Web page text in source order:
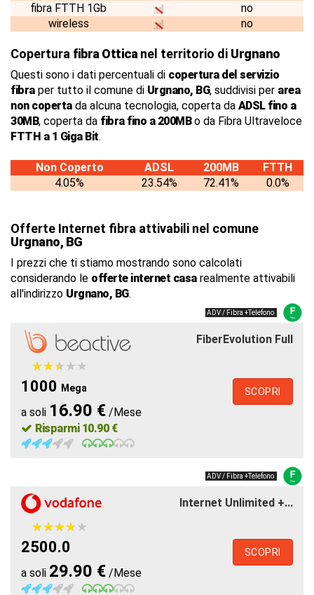
fibra FTTH 1Gb
no
wireless
no
Copertura fibra Ottica nel territorio di Urgnano
Questi sono i dati percentuali di copertura del servizio
fibraper tutto il comune di Urgnano, BG, suddivisi per area
non copertada alcuna tecnologia, coperta da ADSL fino a
30MB, coperta da fibra fino a 200MBo da Fibra Ultraveloce
FTTH a 1 Giga Bit.
Non Coperto ADSL 200MB
FTTH
4.05%
23.54% 72.41% 0.0%
Offerte Internet fibra attivabili nel comune
Urgnano, BG
I prezzi che ti stiamo mostrando sono calcolati
considerando le offerte internet casarealmente attivabili
all'indirizzo Urgnano, BG.
ADV / Fibra +Telefono
FiberEvolution Full
★★★★★
★★★★★
1000 Mega
a soli 16.90 € /Mese
Risparmi 10.90 €
SCOPRI
ADV / Fibra +Telefono
Internet Unlimited +...
★★★★★
★★★★★
2500.0
a soli 29.90 € /Mese
SCOPRI